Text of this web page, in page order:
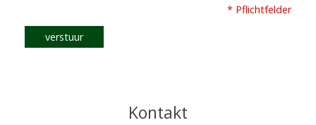
* Pflichtfelder
verstuur
Kontakt